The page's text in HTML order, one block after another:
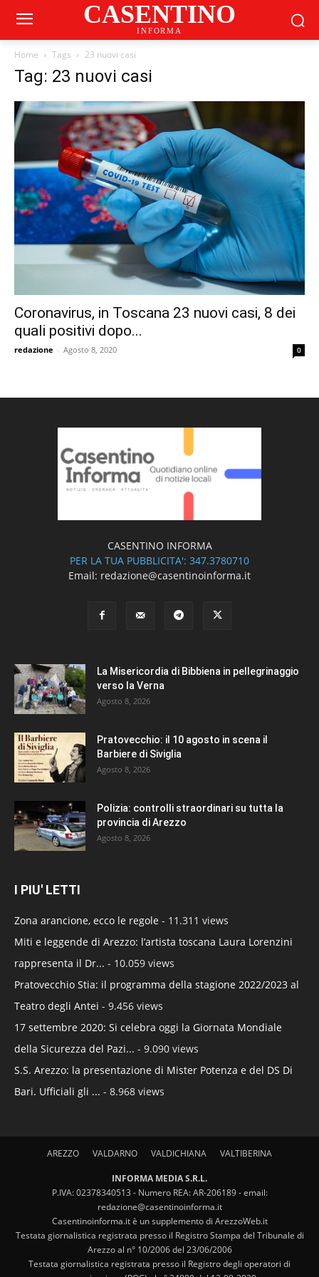
CASENTINO
INFORMA
Home Tags 23 nuovi casi
Tag: 23 nuovi casi
Coronavirus, in Toscana 23 nuovi casi, 8 dei
quali positivi dopo...
redazione - Agosto 8, 2020 0
CASENTINO INFORMA
PER LA TUA PUBBLICITA': 347.3780710
Email: redazione@casentinoinforma.it
La Misericordia di Bibbiena in pellegrinaggio
verso la Verna
Agosto 8, 2026
Pratovecchio: il 10 agosto in scena il
Barbiere di Siviglia
Agosto 8, 2026
Polizia: controlli straordinari su tutta la
provincia di Arezzo
Agosto 8, 2026
I PIU' LETTI
Zona arancione, ecco le regole - 11.311 views
Miti e leggende di Arezzo: l’artista toscana Laura Lorenzini
rappresenta il Dr... - 10.059 views
Pratovecchio Stia: il programma della stagione 2022/2023 al
Teatro degli Antei - 9.456 views
17 settembre 2020: Si celebra oggi la Giornata Mondiale
della Sicurezza del Pazi... - 9.090 views
S.S. Arezzo: la presentazione di Mister Potenza e del DS Di
Bari. Ufficiali gli ... - 8.968 views
AREZZO VALDARNO VALDICHIANA VALTIBERINA
INFORMA MEDIA S.R.L.
P.IVA: 02378340513 - Numero REA: AR-206189 - email:
redazione@casentinoinforma.it
Casentinoinforma.it è un supplemento di ArezzoWeb.it
Testata giornalistica registrata presso il Registro Stampa del Tribunale di
Arezzo al n° 10/2006 del 23/06/2006
Testata giornalistica registrata presso il Registro degli operatori di